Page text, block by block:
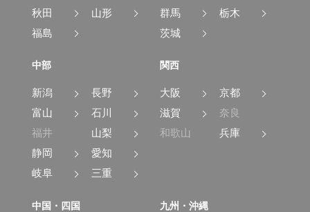
秋田
山形
福島
群馬
栃木
茨城
中部
新潟
長野
富山
石川
福井
山梨
静岡
愛知
岐阜
三重
関西
大阪
京都
滋賀
奈良
和歌山
兵庫
中国・四国 九州・沖縄